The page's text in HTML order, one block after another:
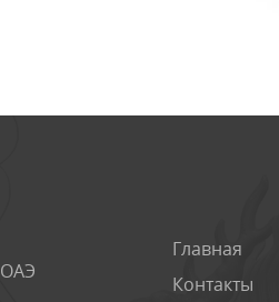
ОАЭ
Главная
Контакты